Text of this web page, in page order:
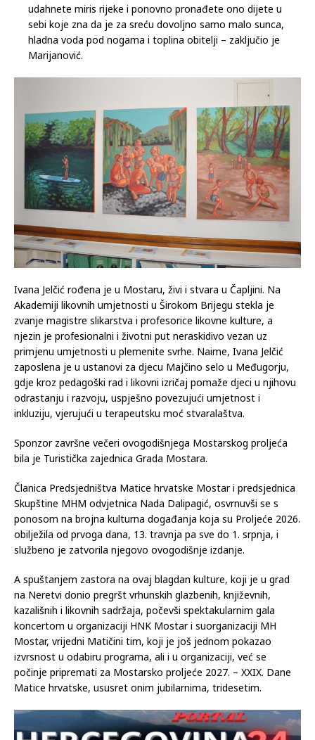
udahnete miris rijeke i ponovno pronađete ono dijete u
sebi koje zna da je za sreću dovoljno samo malo sunca,
hladna voda pod nogama i toplina obitelji – zaključio je
Marijanović.
Ivana Jelčić rođena je u Mostaru, živi i stvara u Čapljini. Na
Akademiji likovnih umjetnosti u Širokom Brijegu stekla je
zvanje magistre slikarstva i profesorice likovne kulture, a
njezin je profesionalni i životni put neraskidivo vezan uz
primjenu umjetnosti u plemenite svrhe. Naime, Ivana Jelčić
zaposlena je u ustanovi za djecu Majčino selo u Međugorju,
gdje kroz pedagoški rad i likovni izričaj pomaže djeci u njihovu
odrastanju i razvoju, uspješno povezujući umjetnost i
inkluziju, vjerujući u terapeutsku moć stvaralaštva.
Sponzor završne večeri ovogodišnjega Mostarskog proljeća
bila je Turistička zajednica Grada Mostara.
Članica Predsjedništva Matice hrvatske Mostar i predsjednica
Skupštine MHM odvjetnica Nada Dalipagić, osvrnuvši se s
ponosom na brojna kulturna događanja koja su Proljeće 2026.
obilježila od prvoga dana, 13. travnja pa sve do 1. srpnja, i
službeno je zatvorila njegovo ovogodišnje izdanje.
A spuštanjem zastora na ovaj blagdan kulture, koji je u grad
na Neretvi donio pregršt vrhunskih glazbenih, književnih,
kazališnih i likovnih sadržaja, počevši spektakularnim gala
koncertom u organizaciji HNK Mostar i suorganizaciji MH
Mostar, vrijedni Matičini tim, koji je još jednom pokazao
izvrsnost u odabiru programa, ali i u organizaciji, već se
počinje pripremati za Mostarsko proljeće 2027. – XXIX. Dane
Matice hrvatske, ususret onim jubilarnima, tridesetim.